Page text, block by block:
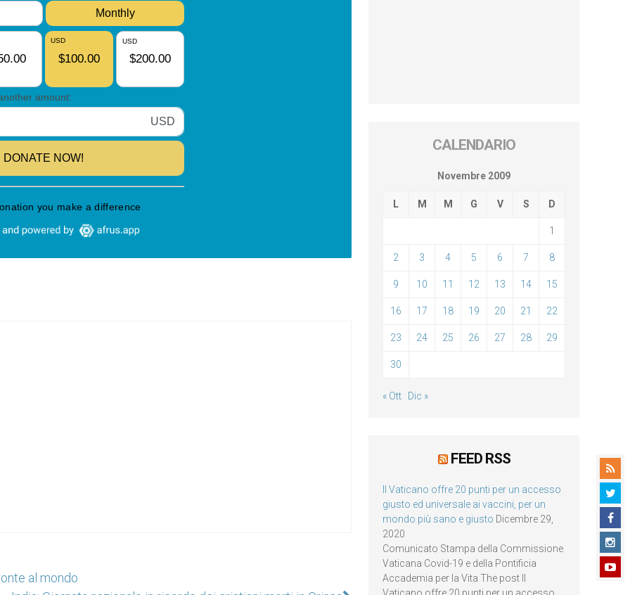
al mondo
CALENDARIO
Novembre 2009
L M M G V S D
1
2 3 4 5 6 7 8
9 10 11 12 13 14 15
16 17 18 19 20 21 22
23 24 25 26 27 28 29
30
« Ott Dic »
FEED RSS
Il Vaticano offre 20 punti per un accesso
giusto ed universale ai vaccini, per un
mondo più sano e giusto Dicembre 29,
2020
Comunicato Stampa della Commissione
Vaticana Covid-19 e della Pontificia
Accademia per la Vita The post Il